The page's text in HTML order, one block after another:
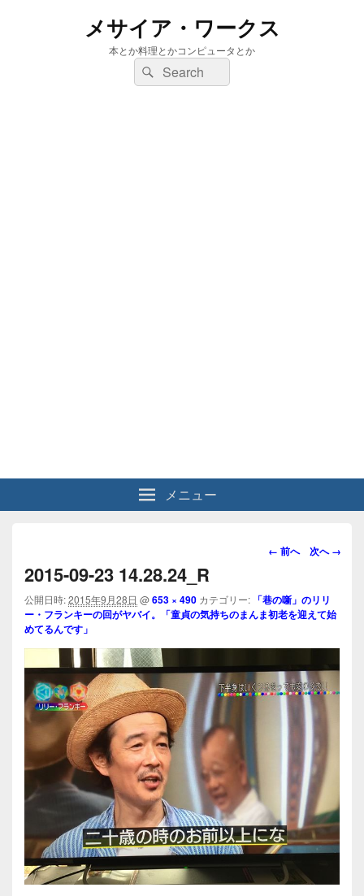
メサイア・ワークス
本とか料理とかコンピュータとか
検
索:
検
索
メニュー
画
ビ
ゲ
シ
ョ
ン
← 前へ 次へ →
2015-09-23 14.28.24_R
公開日時:2015年9月28日 @653 × 490 カテゴリー: 「巷の噺」のリリ
ー・フランキーの回がヤバイ。「童貞の気持ちのまんま初老を迎えて始
めてるんです」